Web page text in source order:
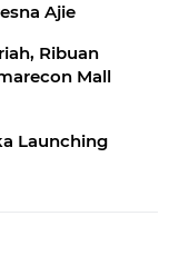
Ajie
Ribuan
Mall
Launching